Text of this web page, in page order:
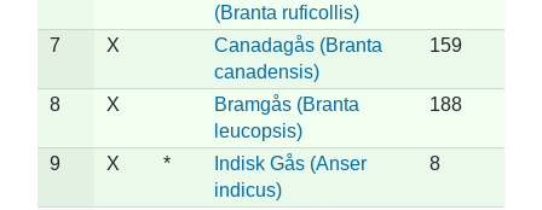
(Branta ruficollis)
7 X
Canadagås (Branta
canadensis)
159
8 X
Bramgås (Branta
leucopsis)
188
9 X *
Indisk Gås (Anser
indicus)
8